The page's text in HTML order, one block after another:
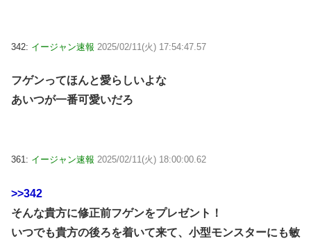
342: イージャン速報 2025/02/11(火) 17:54:47.57
フゲンってほんと愛らしいよな
あいつが一番可愛いだろ
361: イージャン速報 2025/02/11(火) 18:00:00.62
>>342
そんな貴方に修正前フゲンをプレゼント！
いつでも貴方の後ろを着いて来て、小型モンスターにも敏